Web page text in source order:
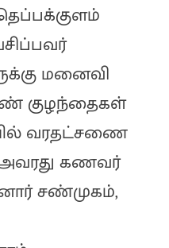
மனைவி
குழந்தைகள்
வரதட்சணை
கணவர்
சண்முகம்,